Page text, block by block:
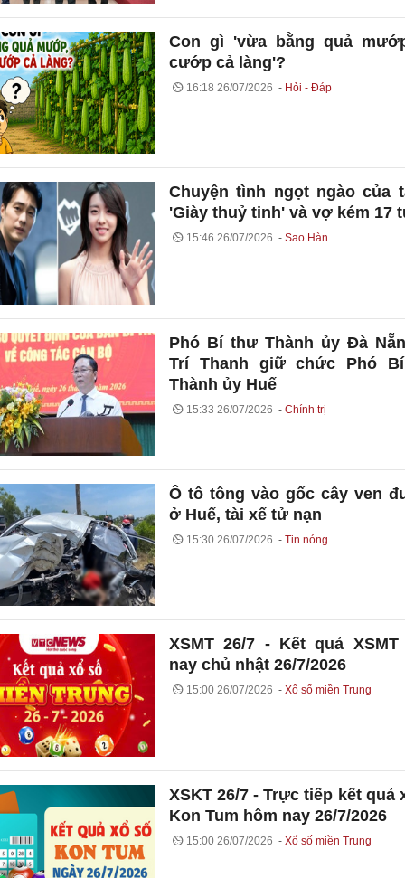
Con gì 'vừa bằng quả
cướp cả làng'?
16:18 26/07/2026 Hỏi - Đáp
Chuyện tình ngọt ngào của
'Giày thuỷ tinh' và vợ kém 17
15:46 26/07/2026 Sao Hàn
Phó Bí thư Thành ủy Đà
Trí Thanh giữ chức Phó
Thành ủy Huế
15:33 26/07/2026 Chính trị
Ô tô tông vào gốc cây ven
ở Huế, tài xế tử nạn
15:30 26/07/2026 Tin nóng
XSMT 26/7 - Kết quả XSMT
nay chủ nhật 26/7/2026
15:00 26/07/2026 Xổ số miền Trung
XSKT 26/7 - Trực tiếp kết quả
Kon Tum hôm nay 26/7/2026
15:00 26/07/2026 Xổ số miền Trung